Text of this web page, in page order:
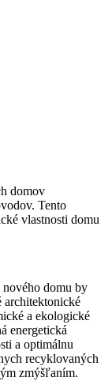
domov
Tento
vlastnosti domu
nového domu by
architektonické
a ekologické
energetická
a optimálnu
recyklovaných
zmýšľaním.